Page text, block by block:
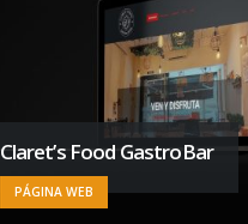
Claret’s Food GastroBar
PÁGINA WEB